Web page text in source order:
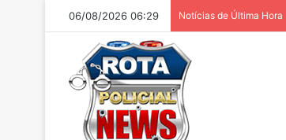
06/08/2026 06:29 Notícias de Última Hora